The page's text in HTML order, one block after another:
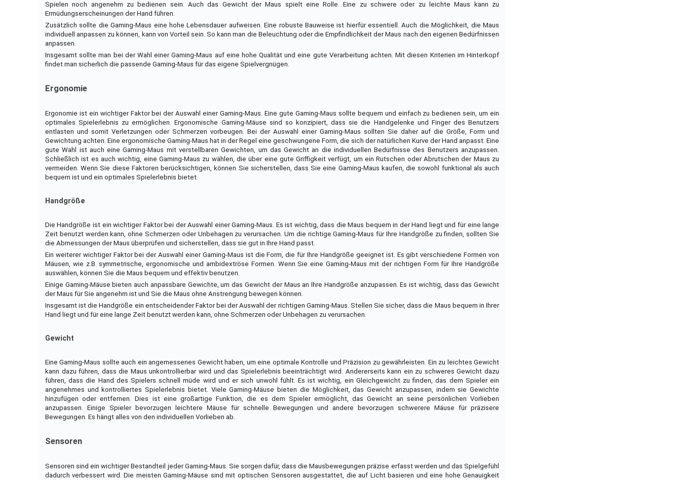
Spielen noch angenehm zu bedienen sein. Auch das Gewicht der Maus spielt eine Rolle. Eine zu schwere oder zu leichte Maus kann zu
Ermüdungserscheinungen der Hand führen.
Zusätzlich sollte die Gaming-Maus eine hohe Lebensdauer aufweisen. Eine robuste Bauweise ist hierfür essentiell. Auch die Möglichkeit, die Maus
individuell anpassen zu können, kann von Vorteil sein. So kann man die Beleuchtung oder die Empfindlichkeit der Maus nach den eigenen Bedürfnissen
anpassen.
Insgesamt sollte man bei der Wahl einer Gaming-Maus auf eine hohe Qualität und eine gute Verarbeitung achten. Mit diesen Kriterien im Hinterkopf
findet man sicherlich die passende Gaming-Maus für das eigene Spielvergnügen.
Ergonomie
Ergonomie ist ein wichtiger Faktor bei der Auswahl einer Gaming-Maus. Eine gute Gaming-Maus sollte bequem und einfach zu bedienen sein, um ein
optimales Spielerlebnis zu ermöglichen. Ergonomische Gaming-Mäuse sind so konzipiert, dass sie die Handgelenke und Finger des Benutzers
entlasten und somit Verletzungen oder Schmerzen vorbeugen. Bei der Auswahl einer Gaming-Maus sollten Sie daher auf die Größe, Form und
Gewichtung achten. Eine ergonomische Gaming-Maus hat in der Regel eine geschwungene Form, die sich der natürlichen Kurve der Hand anpasst. Eine
gute Wahl ist auch eine Gaming-Maus mit verstellbaren Gewichten, um das Gewicht an die individuellen Bedürfnisse des Benutzers anzupassen.
Schließlich ist es auch wichtig, eine Gaming-Maus zu wählen, die über eine gute Griffigkeit verfügt, um ein Rutschen oder Abrutschen der Maus zu
vermeiden. Wenn Sie diese Faktoren berücksichtigen, können Sie sicherstellen, dass Sie eine Gaming-Maus kaufen, die sowohl funktional als auch
bequem ist und ein optimales Spielerlebnis bietet.
Handgröße
Die Handgröße ist ein wichtiger Faktor bei der Auswahl einer Gaming-Maus. Es ist wichtig, dass die Maus bequem in der Hand liegt und für eine lange
Zeit benutzt werden kann, ohne Schmerzen oder Unbehagen zu verursachen. Um die richtige Gaming-Maus für Ihre Handgröße zu finden, sollten Sie
die Abmessungen der Maus überprüfen und sicherstellen, dass sie gut in Ihre Hand passt.
Ein weiterer wichtiger Faktor bei der Auswahl einer Gaming-Maus ist die Form, die für Ihre Handgröße geeignet ist. Es gibt verschiedene Formen von
Mäusen, wie z.B. symmetrische, ergonomische und ambidextröse Formen. Wenn Sie eine Gaming-Maus mit der richtigen Form für Ihre Handgröße
auswählen, können Sie die Maus bequem und effektiv benutzen.
Einige Gaming-Mäuse bieten auch anpassbare Gewichte, um das Gewicht der Maus an Ihre Handgröße anzupassen. Es ist wichtig, dass das Gewicht
der Maus für Sie angenehm ist und Sie die Maus ohne Anstrengung bewegen können.
Insgesamt ist die Handgröße ein entscheidender Faktor bei der Auswahl der richtigen Gaming-Maus. Stellen Sie sicher, dass die Maus bequem in Ihrer
Hand liegt und für eine lange Zeit benutzt werden kann, ohne Schmerzen oder Unbehagen zu verursachen.
Gewicht
Eine Gaming-Maus sollte auch ein angemessenes Gewicht haben, um eine optimale Kontrolle und Präzision zu gewährleisten. Ein zu leichtes Gewicht
kann dazu führen, dass die Maus unkontrollierbar wird und das Spielerlebnis beeinträchtigt wird. Andererseits kann ein zu schweres Gewicht dazu
führen, dass die Hand des Spielers schnell müde wird und er sich unwohl fühlt. Es ist wichtig, ein Gleichgewicht zu finden, das dem Spieler ein
angenehmes und kontrolliertes Spielerlebnis bietet. Viele Gaming-Mäuse bieten die Möglichkeit, das Gewicht anzupassen, indem sie Gewichte
hinzufügen oder entfernen. Dies ist eine großartige Funktion, die es dem Spieler ermöglicht, das Gewicht an seine persönlichen Vorlieben
anzupassen. Einige Spieler bevorzugen leichtere Mäuse für schnelle Bewegungen und andere bevorzugen schwerere Mäuse für präzisere
Bewegungen. Es hängt alles von den individuellen Vorlieben ab.
Sensoren
Sensoren sind ein wichtiger Bestandteil jeder Gaming-Maus. Sie sorgen dafür, dass die Mausbewegungen präzise erfasst werden und das Spielgefühl
dadurch verbessert wird. Die meisten Gaming-Mäuse sind mit optischen Sensoren ausgestattet, die auf Licht basieren und eine hohe Genauigkeit